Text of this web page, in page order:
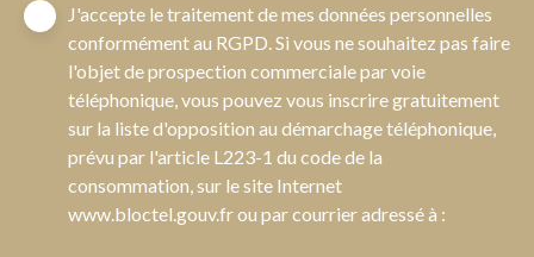
J'accepte le traitement de mes données personnelles
conformément au RGPD. Si vous ne souhaitez pas faire
l'objet de prospection commerciale par voie
téléphonique, vous pouvez vous inscrire gratuitement
sur la liste d'opposition au démarchage téléphonique,
prévu par l'article L223-1 du code de la
consommation, sur le site Internet
www.bloctel.gouv.fr ou par courrier adressé à :